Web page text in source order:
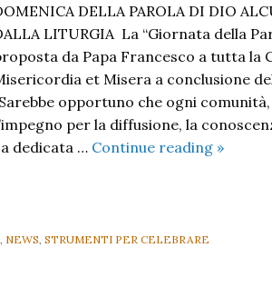
DELLA PAROLA DI DIO
LITURGIA La “Giornata della
da Papa Francesco a tutta la
et Misera a conclusione
opportuno che ogni
per la diffusione, la
dedicata … Continue reading »
NEWS STRUMENTI PER CELEBRARE